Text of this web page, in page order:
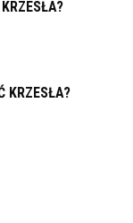
KRZESŁA?